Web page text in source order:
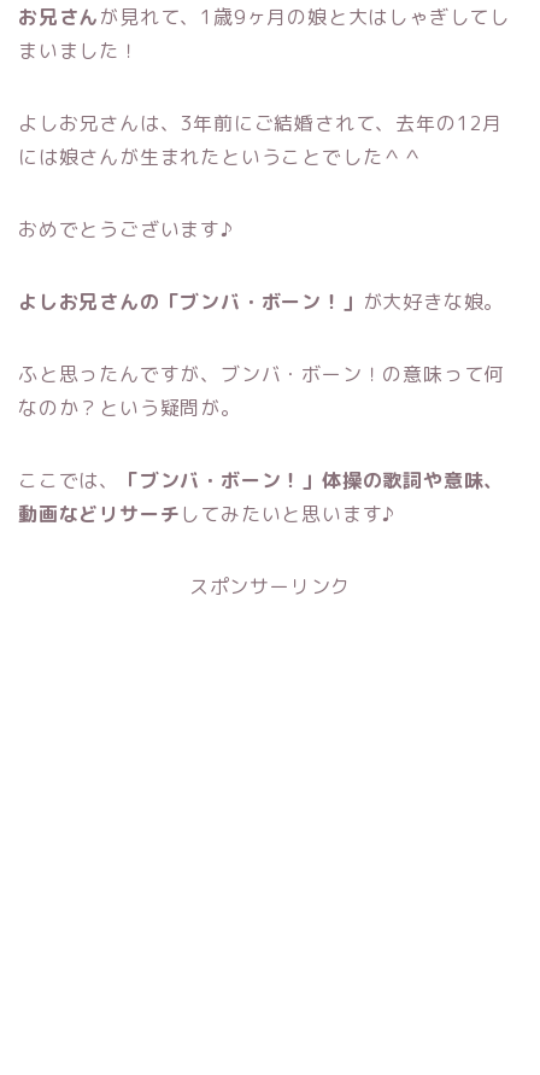
お兄さんが見れて、1歳9ヶ月の娘と大はしゃぎしてし
まいました！
よしお兄さんは、3年前にご結婚されて、去年の12月
には娘さんが生まれたということでした＾＾
おめでとうございます♪
よしお兄さんの「ブンバ・ボーン！」 が大好きな娘。
ふと思ったんですが、ブンバ・ボーン！の意味って何
なのか？という疑問が。
ここでは、
「ブンバ・ボーン！」体操の歌詞や意味、
動画などリサーチしてみたいと思います♪
スポンサーリンク